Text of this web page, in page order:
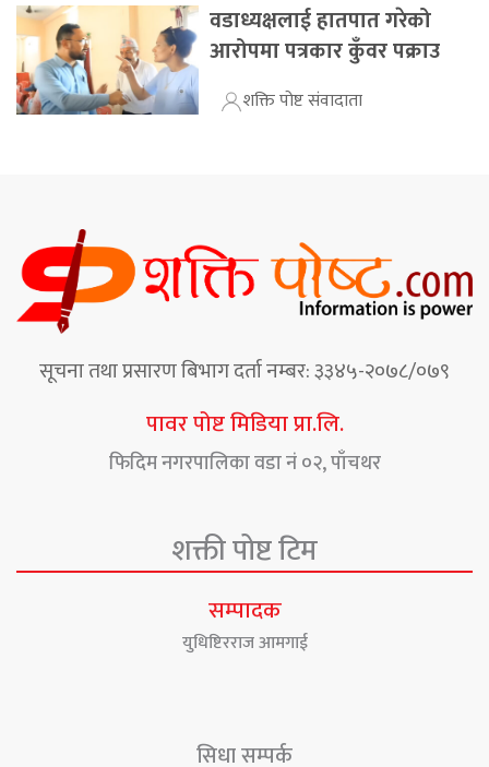
वडाध्यक्षलाई हातपात गरेको
आरोपमा पत्रकार कुँवर पक्राउ
शक्ति पोष्ट संवादाता
सूचना तथा प्रसारण बिभाग दर्ता नम्बर: ३३४५-२०७८/०७९
पावर पोष्ट मिडिया प्रा.लि.
फिदिम नगरपालिका वडा नं ०२, पाँचथर
शक्ती पोष्ट टिम
सम्पादक
युधिष्टिरराज आमगाई
सिधा सम्पर्क